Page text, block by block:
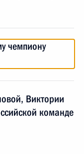
чемпиону
Виктории
команде